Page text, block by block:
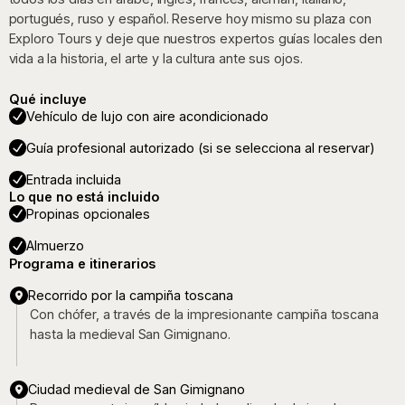
portugués, ruso y español. Reserve hoy mismo su plaza con
Exploro Tours y deje que nuestros expertos guías locales den
vida a la historia, el arte y la cultura ante sus ojos.
Qué incluye
Vehículo de lujo con aire acondicionado
Guía profesional autorizado (si se selecciona al reservar)
Entrada incluida
Lo que no está incluido
Propinas opcionales
Almuerzo
Programa e itinerarios
Recorrido por la campiña toscana
Con chófer, a través de la impresionante campiña toscana
hasta la medieval San Gimignano.
Ciudad medieval de San Gimignano